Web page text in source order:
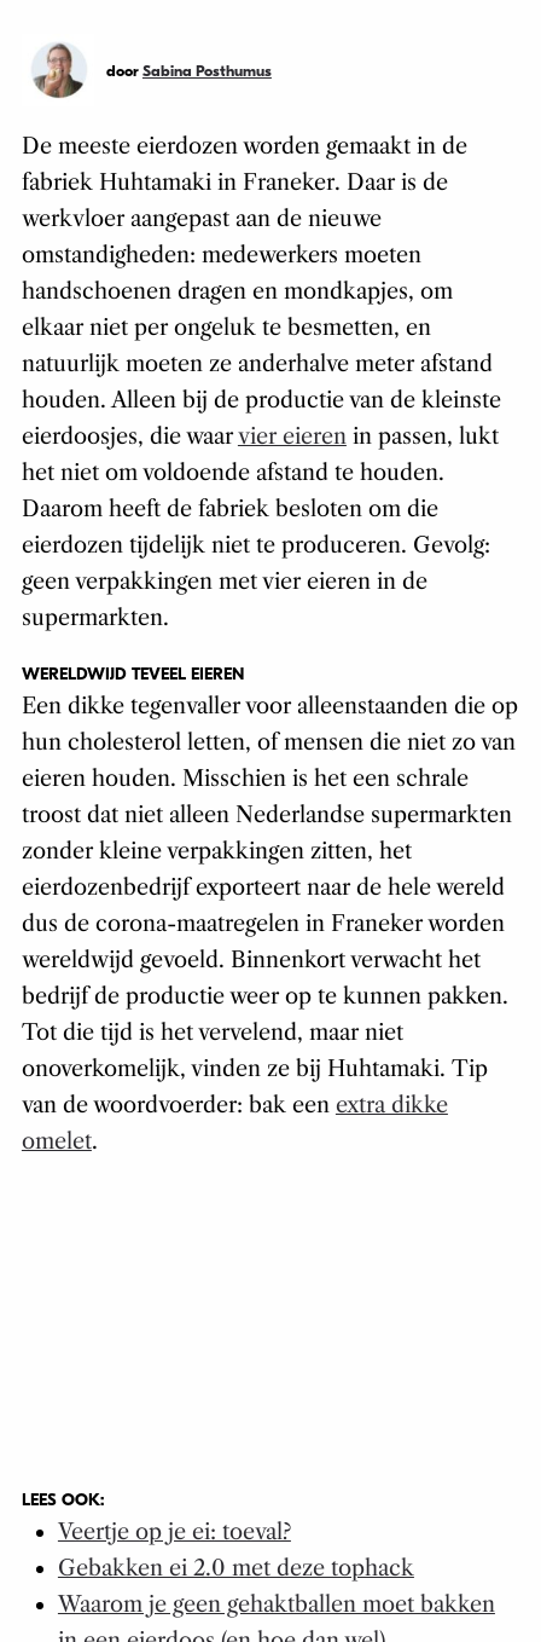
door Sabina Posthumus
De meeste eierdozen worden gemaakt in de
fabriek Huhtamaki in Franeker. Daar is de
werkvloer aangepast aan de nieuwe
omstandigheden: medewerkers moeten
handschoenen dragen en mondkapjes, om
elkaar niet per ongeluk te besmetten, en
natuurlijk moeten ze anderhalve meter afstand
houden. Alleen bij de productie van de kleinste
eierdoosjes, die waarvier eierenin passen, lukt
het niet om voldoende afstand te houden.
Daarom heeft de fabriek besloten om die
eierdozen tijdelijk niet te produceren. Gevolg:
geen verpakkingen met vier eieren in de
supermarkten.
WERELDWIJD TEVEEL EIEREN
Een dikke tegenvaller voor alleenstaanden die op
hun cholesterol letten, of mensen die niet zo van
eieren houden. Misschien is het een schrale
troost dat niet alleen Nederlandse supermarkten
zonder kleine verpakkingen zitten, het
eierdozenbedrijf exporteert naar de hele wereld
dus de corona-maatregelen in Franeker worden
wereldwijd gevoeld. Binnenkort verwacht het
bedrijf de productie weer op te kunnen pakken.
Tot die tijd is het vervelend, maar niet
onoverkomelijk, vinden ze bij Huhtamaki. Tip
van de woordvoerder: bak een extra dikke
omelet.
LEES OOK:
Veertje op je ei: toeval?
Gebakken ei 2.0 met deze tophack
Waarom je geen gehaktballen moet bakken